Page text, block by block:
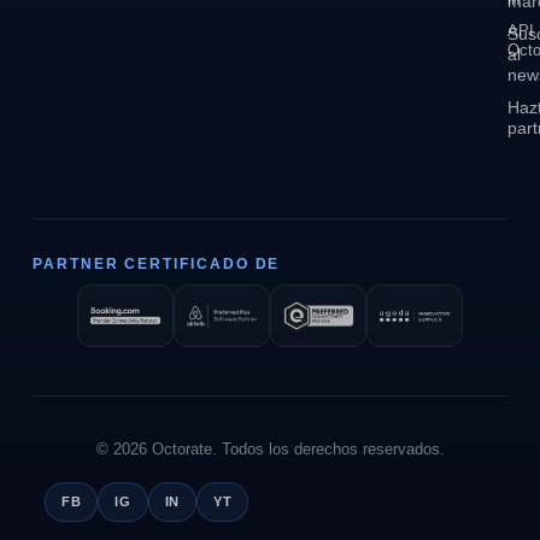
API
al
PARTNER CERTIFICADO DE
© 2026 Octorate. Todos los derechos reservados.
FB IG IN YT